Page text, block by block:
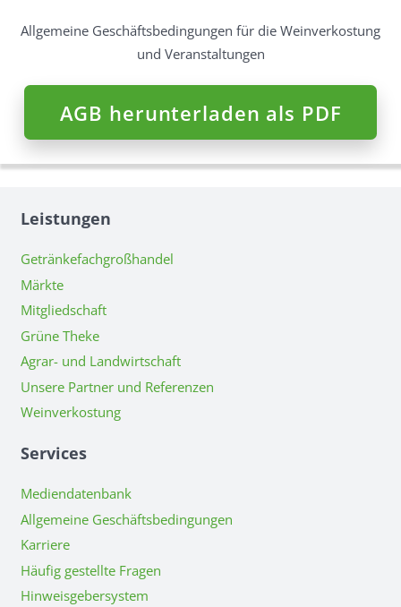
Allgemeine Geschäftsbedingungen für die Weinverkostung
und Veranstaltungen
AGB herunterladen als PDF
Leistungen
Getränkefachgroßhandel
Märkte
Mitgliedschaft
Grüne Theke
Agrar- und Landwirtschaft
Unsere Partner und Referenzen
Weinverkostung
Services
Mediendatenbank
Allgemeine Geschäftsbedingungen
Karriere
Häufig gestellte Fragen
Hinweisgebersystem